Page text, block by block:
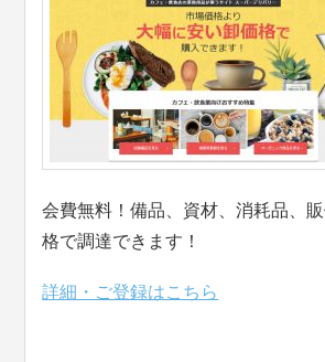
会費無料！備品、資材、消耗品、
格で調達できます！
詳細・ご登録はこちら